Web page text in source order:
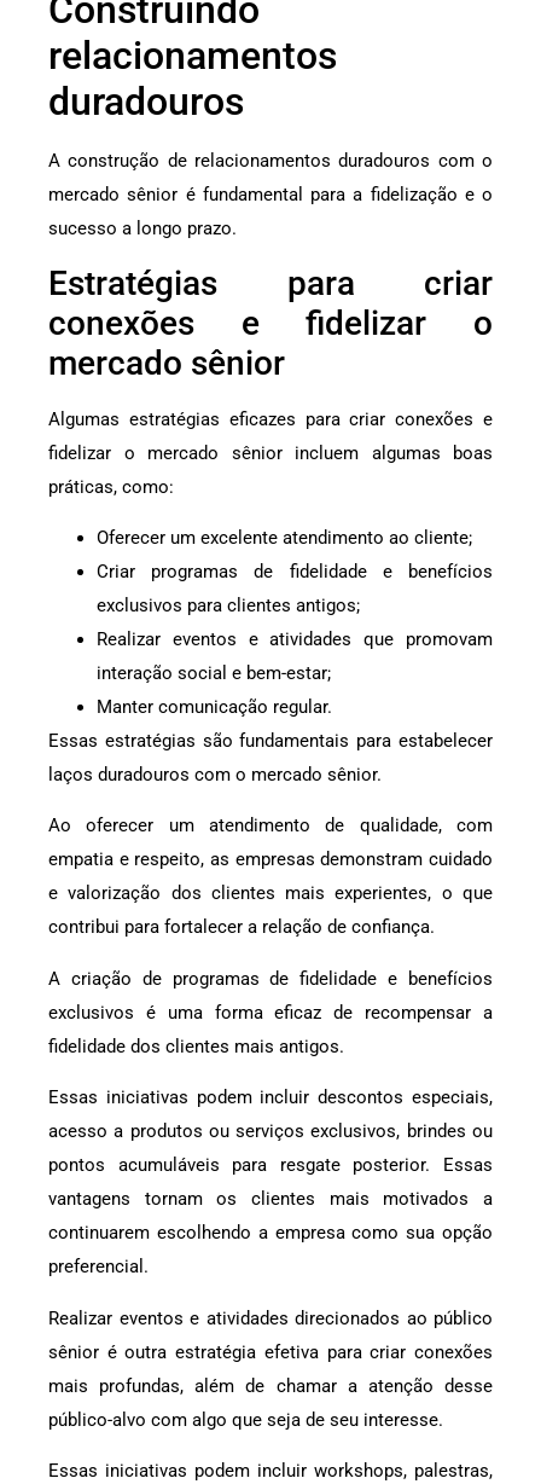
Construindo
relacionamentos
duradouros
A construção de relacionamentos duradouros com o
mercado sênior é fundamental para a fidelização e o
sucesso a longo prazo.
Estratégias para criar
conexões e fidelizar o
mercado sênior
Algumas estratégias eficazes para criar conexões e
fidelizar o mercado sênior incluem algumas boas
práticas, como:
Oferecer um excelente atendimento ao cliente;
Criar programas de fidelidade e benefícios
exclusivos para clientes antigos;
Realizar eventos e atividades que promovam
interação social e bem-estar;
Manter comunicação regular.
Essas estratégias são fundamentais para estabelecer
laços duradouros com o mercado sênior.
Ao oferecer um atendimento de qualidade, com
empatia e respeito, as empresas demonstram cuidado
e valorização dos clientes mais experientes, o que
contribui para fortalecer a relação de confiança.
A criação de programas de fidelidade e benefícios
exclusivos é uma forma eficaz de recompensar a
fidelidade dos clientes mais antigos.
Essas iniciativas podem incluir descontos especiais,
acesso a produtos ou serviços exclusivos, brindes ou
pontos acumuláveis para resgate posterior. Essas
vantagens tornam os clientes mais motivados a
continuarem escolhendo a empresa como sua opção
preferencial.
Realizar eventos e atividades direcionados ao público
sênior é outra estratégia efetiva para criar conexões
mais profundas, além de chamar a atenção desse
público-alvo com algo que seja de seu interesse.
Essas iniciativas podem incluir workshops, palestras,